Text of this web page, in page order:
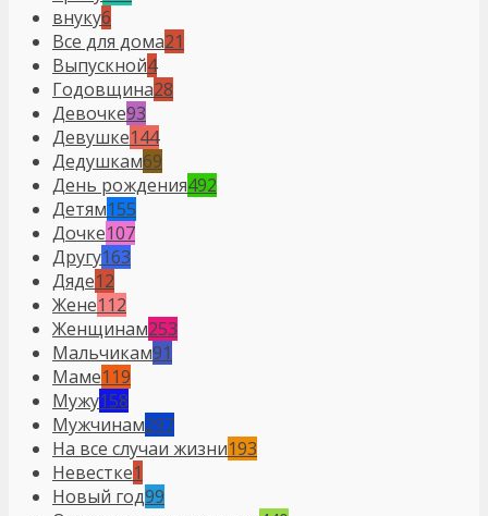
внуку6
Все для дома21
Выпускной4
Годовщина28
Девочке93
Девушке144
Дедушкам69
День рождения492
Детям155
Дочке107
Другу163
Дяде12
Жене112
Женщинам253
Мальчикам91
Маме119
Мужу158
Мужчинам297
На все случаи жизни193
Невестке1
Новый год99